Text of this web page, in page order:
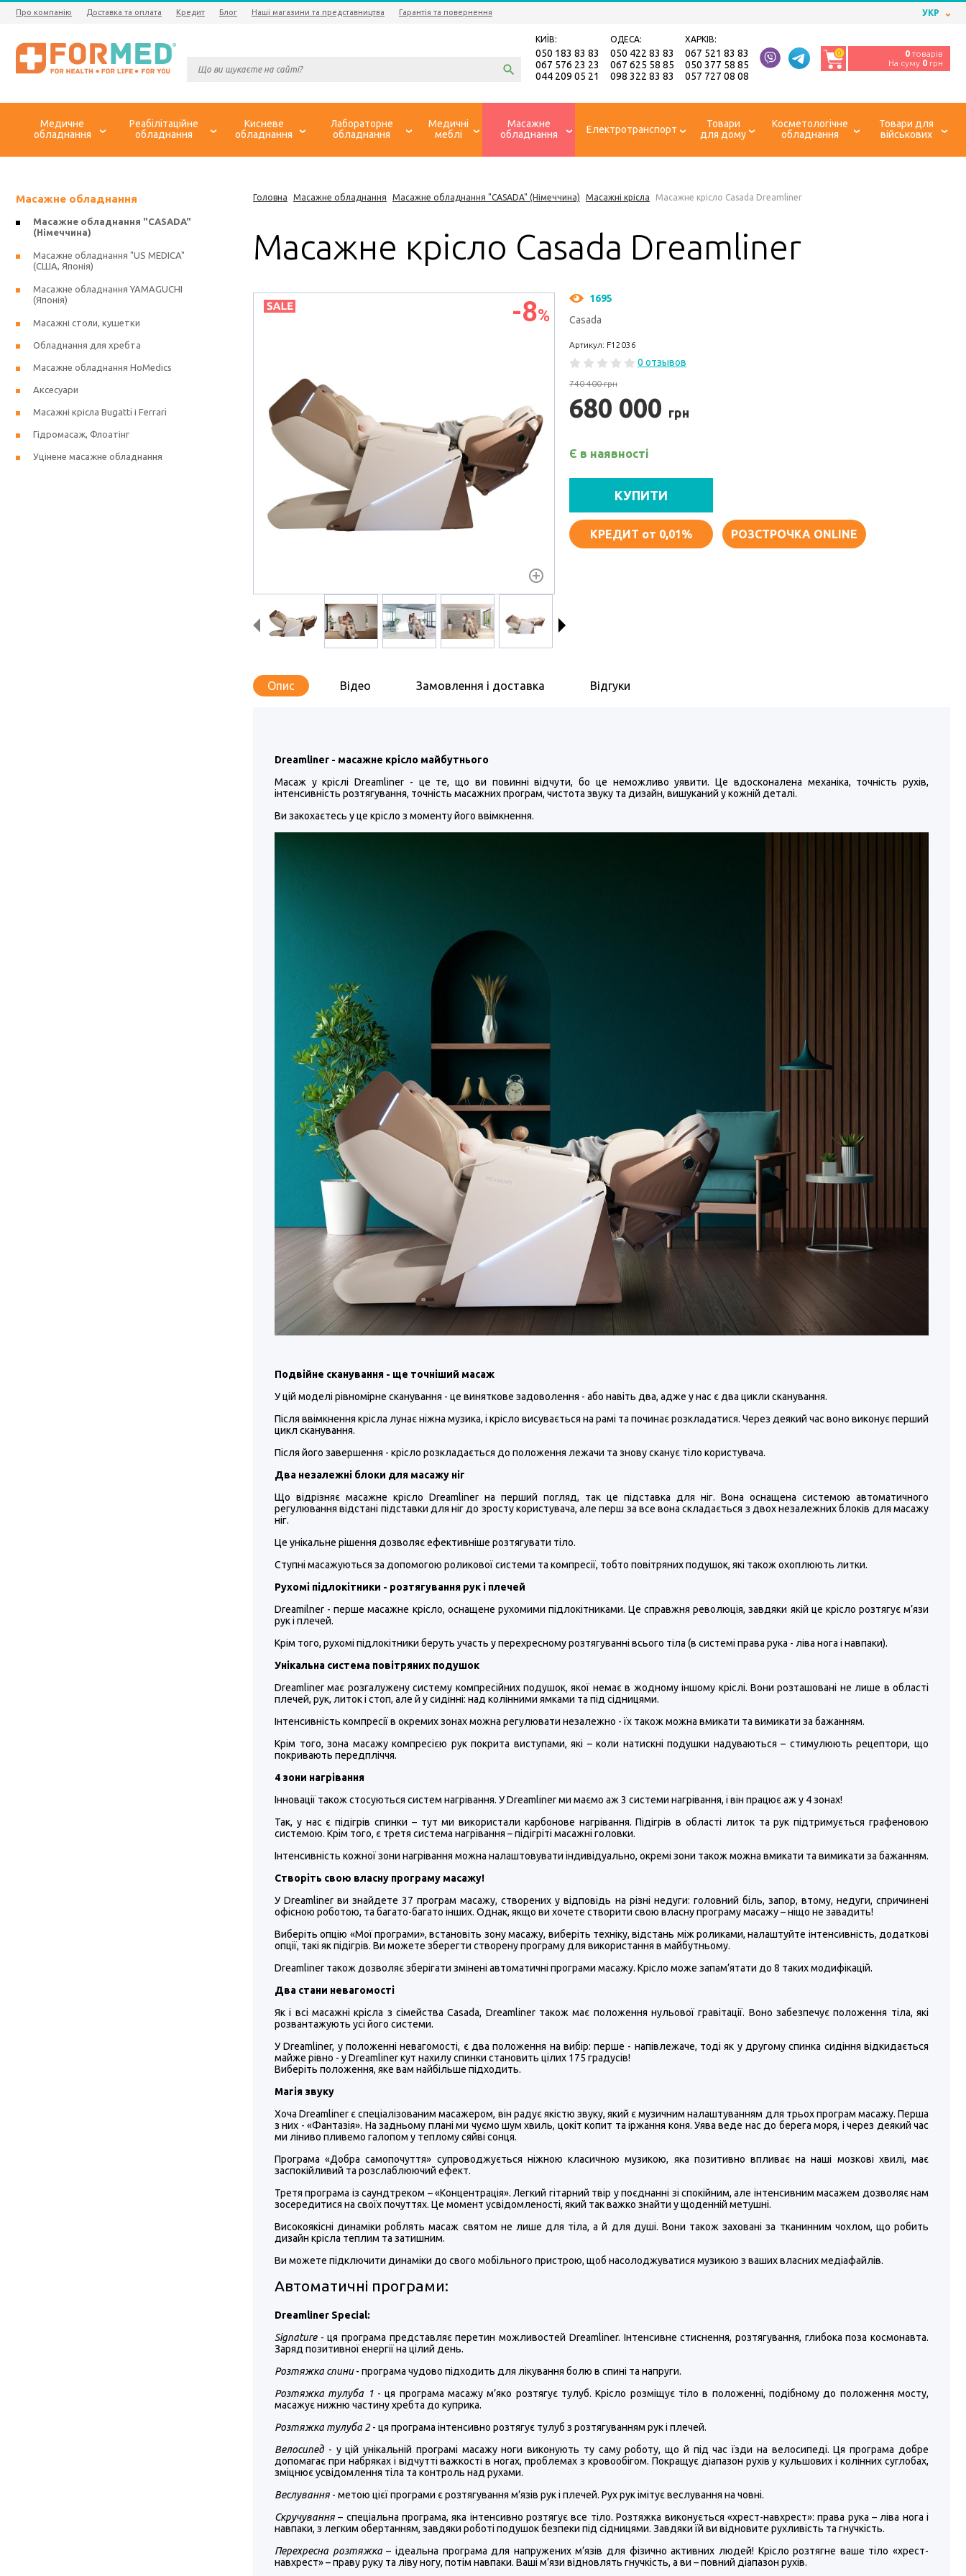
Про компанію Доставка та оплата Кредит Блог Наші магазини та представництва Гарантія та повернення УКР
КИЇВ:
050 183 83 83
067 576 23 23
044 209 05 21
ОДЕСА:
050 422 83 83
067 625 58 85
098 322 83 83
ХАРКІВ:
067 521 83 83
050 377 58 85
057 727 08 08
0 0 товарів
На суму 0 грн
Медичне
обладнання
Реабілітаційне
обладнання
Кисневе
обладнання
Лабораторне
обладнання
Медичні
меблі
Масажне
обладнання
Електротранспорт
Товари
для дому
Косметологічне
обладнання
Товари для
військових
Головна Масажне обладнання Масажне обладнання "CASADA" (Німеччина) Масажні крісла Масажне крісло Casada Dreamliner
Масажне крісло Casada Dreamliner
-8%
1695
Casada
Артикул: F12036
0 отзывов
740 400 грн
680 000 грн
Є в наявності
КУПИТИ
КРЕДИТ от 0,01% РОЗСТРОЧКА ONLINE
Опис Відео Замовлення і доставка Відгуки
Dreamliner - масажне крісло майбутнього
Масаж у кріслі Dreamliner - це те, що ви повинні відчути, бо це неможливо уявити. Це вдосконалена механіка, точність рухів,
інтенсивність розтягування, точність масажних програм, чистота звуку та дизайн, вишуканий у кожній деталі.
Ви закохаєтесь у це крісло з моменту його ввімкнення.
Подвійне сканування - ще точніший масаж
У цій моделі рівномірне сканування - це виняткове задоволення - або навіть два, адже у нас є два цикли сканування.
Після ввімкнення крісла лунає ніжна музика, і крісло висувається на рамі та починає розкладатися. Через деякий час воно виконує перший
цикл сканування.
Після його завершення - крісло розкладається до положення лежачи та знову сканує тіло користувача.
Два незалежні блоки для масажу ніг
Що відрізняє масажне крісло Dreamliner на перший погляд, так це підставка для ніг. Вона оснащена системою автоматичного
регулювання відстані підставки для ніг до зросту користувача, але перш за все вона складається з двох незалежних блоків для масажу
ніг.
Це унікальне рішення дозволяє ефективніше розтягувати тіло.
Ступні масажуються за допомогою роликової системи та компресії, тобто повітряних подушок, які також охоплюють литки.
Рухомі підлокітники - розтягування рук і плечей
Dreamilner - перше масажне крісло, оснащене рухомими підлокітниками. Це справжня революція, завдяки якій це крісло розтягує м’язи
рук і плечей.
Крім того, рухомі підлокітники беруть участь у перехресному розтягуванні всього тіла (в системі права рука - ліва нога і навпаки).
Унікальна система повітряних подушок
Dreamliner має розгалужену систему компресійних подушок, якої немає в жодному іншому кріслі. Вони розташовані не лише в області
плечей, рук, литок і стоп, але й у сидінні: над колінними ямками та під сідницями.
Інтенсивність компресії в окремих зонах можна регулювати незалежно - їх також можна вмикати та вимикати за бажанням.
Крім того, зона масажу компресією рук покрита виступами, які – коли натискні подушки надуваються – стимулюють рецептори, що
покривають передпліччя.
4 зони нагрівання
Інновації також стосуються систем нагрівання. У Dreamliner ми маємо аж 3 системи нагрівання, і він працює аж у 4 зонах!
Так, у нас є підігрів спинки – тут ми використали карбонове нагрівання. Підігрів в області литок та рук підтримується графеновою
системою. Крім того, є третя система нагрівання – підігріті масажні головки.
Інтенсивність кожної зони нагрівання можна налаштовувати індивідуально, окремі зони також можна вмикати та вимикати за бажанням.
Створіть свою власну програму масажу!
У Dreamliner ви знайдете 37 програм масажу, створених у відповідь на різні недуги: головний біль, запор, втому, недуги, спричинені
офісною роботою, та багато-багато інших. Однак, якщо ви хочете створити свою власну програму масажу – ніщо не завадить!
Виберіть опцію «Мої програми», встановіть зону масажу, виберіть техніку, відстань між роликами, налаштуйте інтенсивність, додаткові
опції, такі як підігрів. Ви можете зберегти створену програму для використання в майбутньому.
Dreamliner також дозволяє зберігати змінені автоматичні програми масажу. Крісло може запам’ятати до 8 таких модифікацій.
Два стани невагомості
Як і всі масажні крісла з сімейства Casada, Dreamliner також має положення нульової гравітації. Воно забезпечує положення тіла, які
розвантажують усі його системи.
У Dreamliner, у положенні невагомості, є два положення на вибір: перше - напівлежаче, тоді як у другому спинка сидіння відкидається
майже рівно - у Dreamliner кут нахилу спинки становить цілих 175 градусів!
Виберіть положення, яке вам найбільше підходить.
Магія звуку
Хоча Dreamliner є спеціалізованим масажером, він радує якістю звуку, який є музичним налаштуванням для трьох програм масажу. Перша
з них - «Фантазія». На задньому плані ми чуємо шум хвиль, цокіт копит та іржання коня. Уява веде нас до берега моря, і через деякий час
ми ліниво пливемо галопом у теплому сяйві сонця.
Програма «Добра самопочуття» супроводжується ніжною класичною музикою, яка позитивно впливає на наші мозкові хвилі, має
заспокійливий та розслаблюючий ефект.
Третя програма із саундтреком – «Концентрація». Легкий гітарний твір у поєднанні зі спокійним, але інтенсивним масажем дозволяє нам
зосередитися на своїх почуттях. Це момент усвідомленості, який так важко знайти у щоденній метушні.
Високоякісні динаміки роблять масаж святом не лише для тіла, а й для душі. Вони також заховані за тканинним чохлом, що робить
дизайн крісла теплим та затишним.
Ви можете підключити динаміки до свого мобільного пристрою, щоб насолоджуватися музикою з ваших власних медіафайлів.
Автоматичні програми:
Dreamliner Special:
Signature- ця програма представляє перетин можливостей Dreamliner. Інтенсивне стиснення, розтягування, глибока поза космонавта.
Заряд позитивної енергії на цілий день.
Розтяжка спини- програма чудово підходить для лікування болю в спині та напруги.
Розтяжка тулуба 1- ця програма масажу м’яко розтягує тулуб. Крісло розміщує тіло в положенні, подібному до положення мосту,
масажує нижню частину хребта до куприка.
Розтяжка тулуба 2- ця програма інтенсивно розтягує тулуб з розтягуванням рук і плечей.
Велосипед - у цій унікальній програмі масажу ноги виконують ту саму роботу, що й під час їзди на велосипеді. Ця програма добре
допомагає при набряках і відчутті важкості в ногах, проблемах з кровообігом. Покращує діапазон рухів у кульшових і колінних суглобах,
зміцнює усвідомлення тіла та контроль над рухами.
Веслування - метою цієї програми є розтягування м’язів рук і плечей. Рух рук імітує веслування на човні.
Скручування – спеціальна програма, яка інтенсивно розтягує все тіло. Розтяжка виконується «хрест-навхрест»: права рука – ліва нога і
навпаки, з легким обертанням, завдяки роботі подушок безпеки під сідницями. Завдяки їй ви відновите рухливість та гнучкість.
Перехресна розтяжка– ідеальна програма для напружених м’язів для фізично активних людей! Крісло розтягне ваше тіло «хрест-
навхрест» – праву руку та ліву ногу, потім навпаки. Ваші м’язи відновлять гнучкість, а ви – повний діапазон рухів.
Масажне обладнання
Масажне обладнання "CASADA"
(Німеччина)
Масажне обладнання "US MEDICA"
(США, Японія)
Масажне обладнання YAMAGUCHI
(Японія)
Масажні столи, кушетки
Обладнання для хребта
Масажне обладнання HoMedics
Аксесуари
Масажні крісла Bugatti і Ferrari
Гідромасаж, Флоатінг
Уцінене масажне обладнання